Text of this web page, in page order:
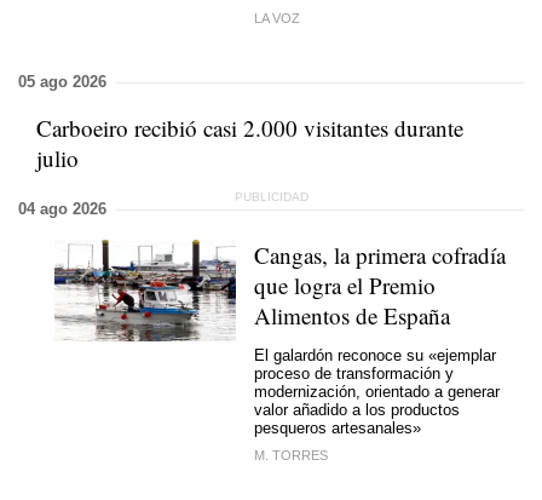
LA VOZ
05 ago 2026
Carboeiro recibió casi 2.000 visitantes durante
julio
04 ago 2026
Cangas, la primera cofradía
que logra el Premio
Alimentos de España
El galardón reconoce su «ejemplar
proceso de transformación y
modernización, orientado a generar
valor añadido a los productos
pesqueros artesanales»
M. TORRES